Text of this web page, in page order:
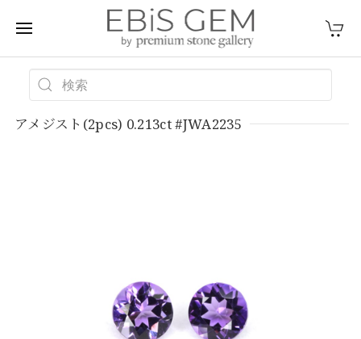
アメジスト(2pcs) 0.213ct #JWA2235